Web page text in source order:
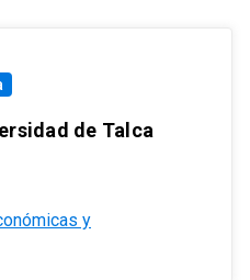
de Talca
y